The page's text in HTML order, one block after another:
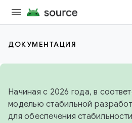
ДОКУМЕНТАЦИЯ
Начиная с 2026 года, в
моделью стабильной
для обеспечения